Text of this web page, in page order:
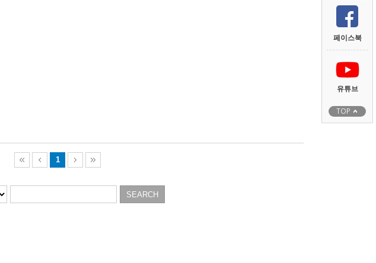
페이스북
유튜브
TOP
1